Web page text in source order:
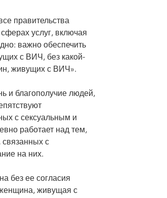
правительства
услуг, включая
важно обеспечить
с ВИЧ, без какой-
живущих с ВИЧ».
и благополучие людей,
с сексуальным и
работает над тем,
с
на них.
без ее согласия
живущая с